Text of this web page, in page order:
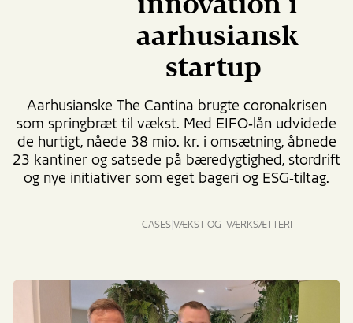
innovation i
aarhusiansk
startup
Aarhusianske The Cantina brugte coronakrisen
som springbræt til vækst. Med EIFO‑lån udvidede
de hurtigt, nåede 38 mio. kr. i omsætning, åbnede
23 kantiner og satsede på bæredygtighed, stordrift
og nye initiativer som eget bageri og ESG‑tiltag.
CASES VÆKST OG IVÆRKSÆTTERI